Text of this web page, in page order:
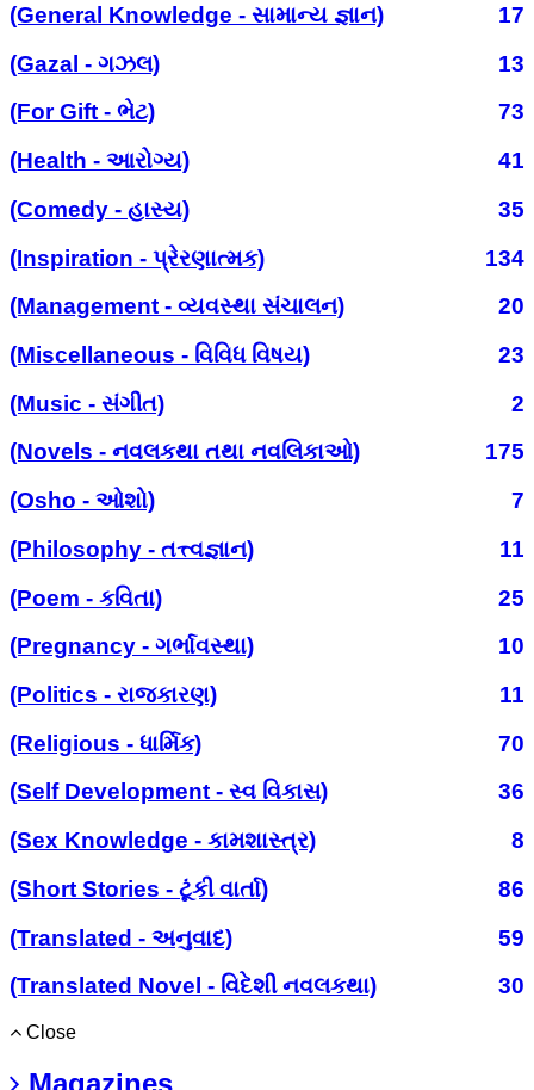
(General Knowledge - સામાન્ય જ્ઞાન)
17
(Gazal - ગઝલ)
13
(For Gift - ભેટ)
73
(Health - આરોગ્ય)
41
(Comedy - હાસ્ય)
35
(Inspiration - પ્રેરણાત્મક)
134
(Management - વ્યવસ્થા સંચાલન)
20
(Miscellaneous - વિવિધ વિષય)
23
(Music - સંગીત)
2
(Novels - નવલકથા તથા નવલિકાઓ)
175
(Osho - ઓશો)
7
(Philosophy - તત્ત્વજ્ઞાન)
11
(Poem - કવિતા)
25
(Pregnancy - ગર્ભાવસ્થા)
10
(Politics - રાજકારણ)
11
(Religious - ધાર્મિક)
70
(Self Development - સ્વ વિકાસ)
36
(Sex Knowledge - કામશાસ્ત્ર)
8
(Short Stories - ટૂંકી વાર્તા)
86
(Translated - અનુવાદ)
59
(Translated Novel - વિદેશી નવલકથા)
30
Close
Magazines